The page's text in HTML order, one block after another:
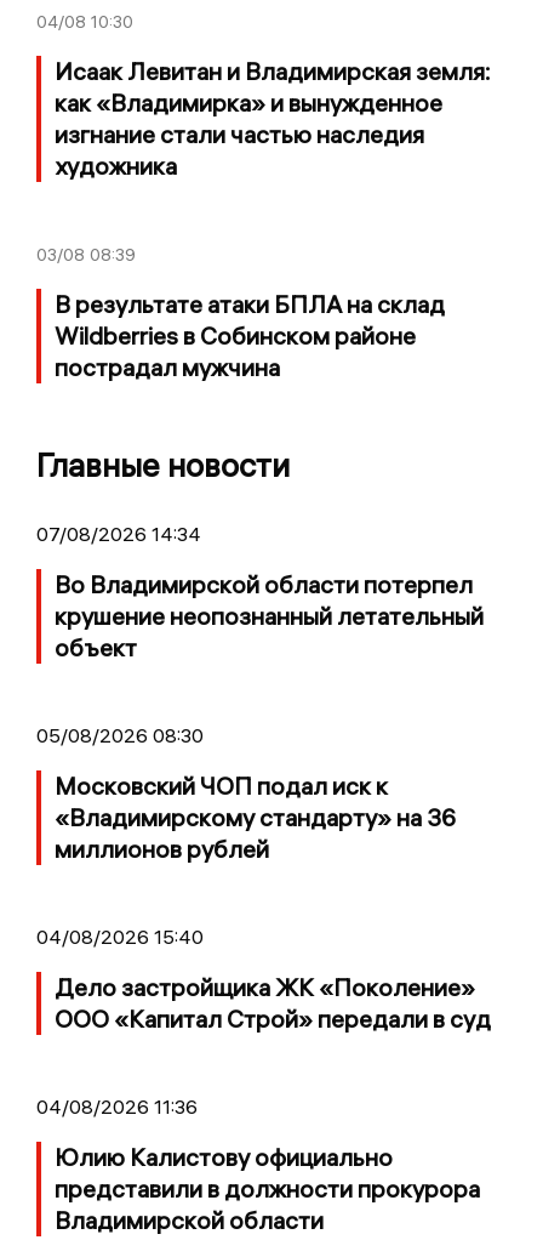
04/08 10:30
Исаак Левитан и Владимирская земля:
как «Владимирка» и вынужденное
изгнание стали частью наследия
художника
03/08 08:39
В результате атаки БПЛА на склад
Wildberries в Собинском районе
пострадал мужчина
Главные новости
07/08/2026 14:34
Во Владимирской области потерпел
крушение неопознанный летательный
объект
05/08/2026 08:30
Московский ЧОП подал иск к
«Владимирскому стандарту» на 36
миллионов рублей
04/08/2026 15:40
Дело застройщика ЖК «Поколение»
ООО «Капитал Строй» передали в суд
04/08/2026 11:36
Юлию Калистову официально
представили в должности прокурора
Владимирской области